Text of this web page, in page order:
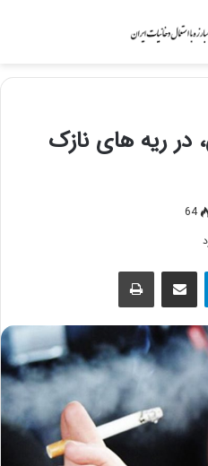
در ریه های نازک
64
اشتراک گذاری از طریق ایمیل